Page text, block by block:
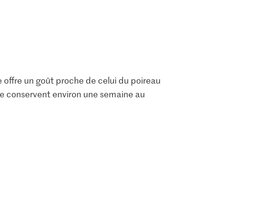
un goût proche de celui du poireau
conservent environ une semaine au